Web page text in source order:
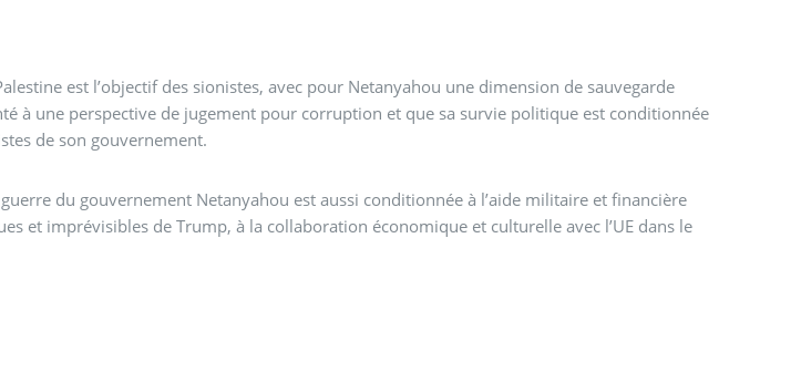
Netanyahou une dimension de sauvegarde
à une perspective de jugement pour corruption et que sa survie politique est conditionnée
de son gouvernement.
du gouvernement Netanyahou est aussi conditionnée à l’aide militaire et financière
et imprévisibles de Trump, à la collaboration économique et culturelle avec l’UE dans le